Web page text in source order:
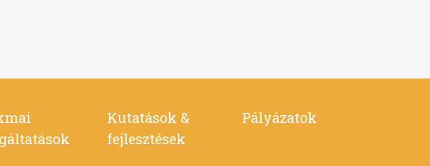
Kutatások &
fejlesztések
Pályázatok